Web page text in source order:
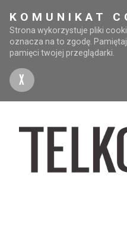
KOMUNIKAT
Strona wykorzystuje pliki
oznacza na to zgodę.
pamięci twojej przeglądarki.
X